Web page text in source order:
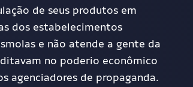
de seus produtos em
s dos estabelecimentos
e não atende a gente da
no poderio econômico
agenciadores de propaganda.